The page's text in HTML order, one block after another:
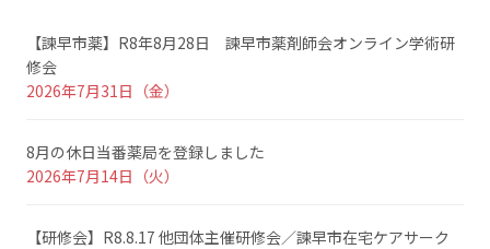
【諫早市薬】R8年8月28日 諫早市薬剤師会オンライン学術研
修会
2026年7月31日（金）
8月の休日当番薬局を登録しました
2026年7月14日（火）
【研修会】R8.8.17 他団体主催研修会／諫早市在宅ケアサーク